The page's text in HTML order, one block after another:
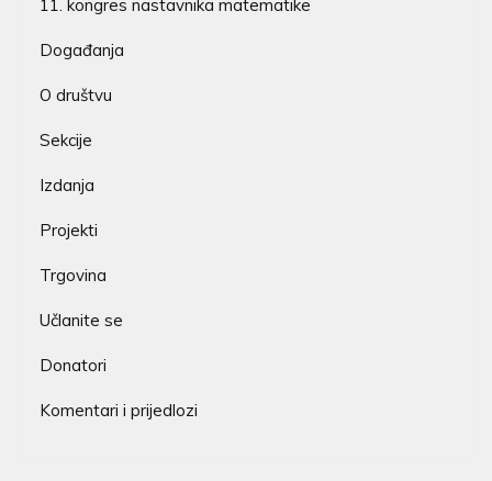
11. kongres nastavnika matematike
Događanja
O društvu
Sekcije
Izdanja
Projekti
Trgovina
Učlanite se
Donatori
Komentari i prijedlozi